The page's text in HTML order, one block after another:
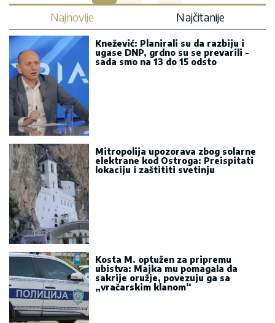
Najnovije Najčitanije
Knežević: Planirali su da razbiju i
ugase DNP, grdno su se prevarili -
sada smo na 13 do 15 odsto
Mitropolija upozorava zbog solarne
elektrane kod Ostroga: Preispitati
lokaciju i zaštititi svetinju
Kosta M. optužen za pripremu
ubistva: Majka mu pomagala da
sakrije oružje, povezuju ga sa
„vračarskim klanom“